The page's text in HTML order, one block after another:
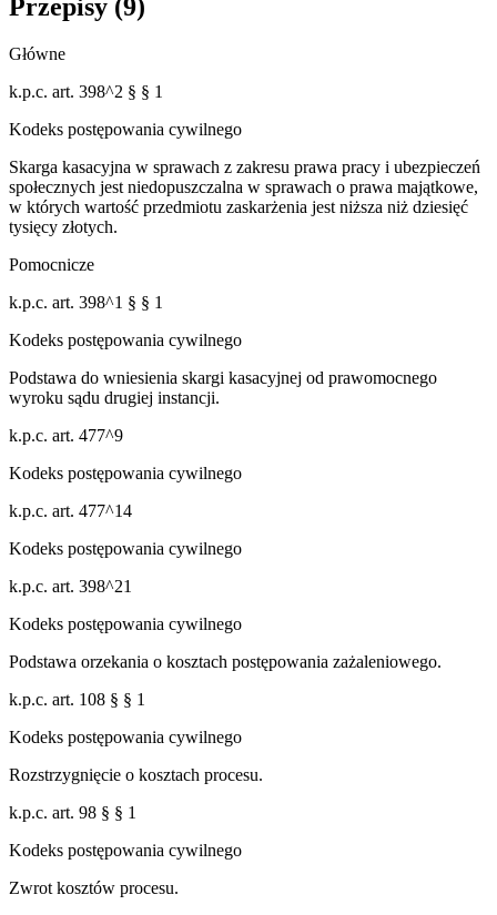
Przepisy (9)
Główne
k.p.c. art. 398^2 § § 1
Kodeks postępowania cywilnego
Skarga kasacyjna w sprawach z zakresu prawa pracy i ubezpieczeń
społecznych jest niedopuszczalna w sprawach o prawa majątkowe,
w których wartość przedmiotu zaskarżenia jest niższa niż dziesięć
tysięcy złotych.
Pomocnicze
k.p.c. art. 398^1 § § 1
Kodeks postępowania cywilnego
Podstawa do wniesienia skargi kasacyjnej od prawomocnego
wyroku sądu drugiej instancji.
k.p.c. art. 477^9
Kodeks postępowania cywilnego
k.p.c. art. 477^14
Kodeks postępowania cywilnego
k.p.c. art. 398^21
Kodeks postępowania cywilnego
Podstawa orzekania o kosztach postępowania zażaleniowego.
k.p.c. art. 108 § § 1
Kodeks postępowania cywilnego
Rozstrzygnięcie o kosztach procesu.
k.p.c. art. 98 § § 1
Kodeks postępowania cywilnego
Zwrot kosztów procesu.